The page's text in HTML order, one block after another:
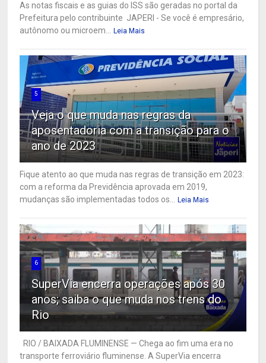
As notas fiscais e as guias do ISS são geradas no portal da
Prefeitura pelo contribuinte JAPERI - Se você é empresário,
autônomo ou microem...
Leia Mais
5
Veja o que muda nas regras da
aposentadoria com a transição para o
ano de 2023
Fique atento ao que muda nas regras de transição em 2023:
com a reforma da Previdência aprovada em 2019,
mudanças são implementadas todos os...
Leia Mais
6
SuperVia encerra operações após 30
anos; saiba o que muda nos trens do
Rio
RIO / BAIXADA FLUMINENSE — Chega ao fim uma era no
transporte ferroviário fluminense. A SuperVia encerra